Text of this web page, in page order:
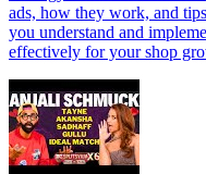
ads, how they work, and
you understand and
effectively for your shop